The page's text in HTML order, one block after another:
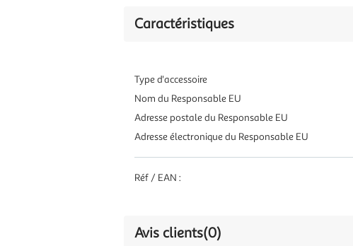
Caractéristiques
Type d'accessoire
Nom du Responsable EU
Adresse postale du Responsable EU
Adresse électronique du Responsable EU
Réf / EAN :
Avis clients(0)